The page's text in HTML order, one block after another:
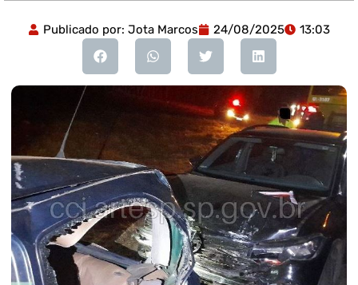
Publicado por: Jota Marcos 24/08/2025 13:03